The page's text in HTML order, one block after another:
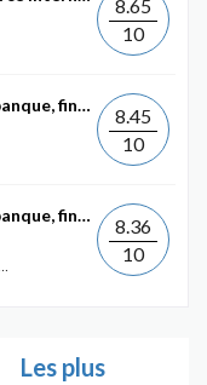
8.65
10
Licence Professionnelle Assurance, banque, finance :...
8.45
10
Licence Professionnelle Assurance, banque, finance :...
8.36
10
Les plus